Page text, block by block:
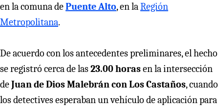
en la comuna dePuente Alto, en laRegión
Metropolitana.
De acuerdo con los antecedentes preliminares, el hecho
se registró cerca de las23.00 horasen la intersección
deJuan de Dios Malebrán con Los Castaños, cuando
los detectives esperaban un vehículo de aplicación para